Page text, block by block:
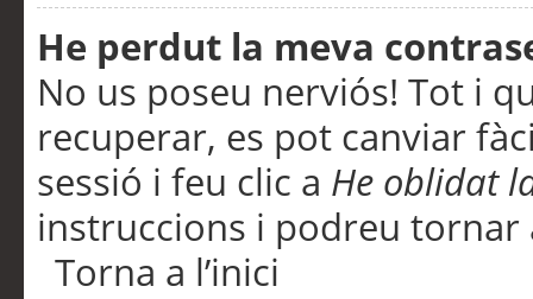
He perdut la meva
No us poseu nerviós! Tot i
recuperar, es pot canviar
sessió i feu clic a He oblidat
instruccions i podreu tornar
Torna a l’inici